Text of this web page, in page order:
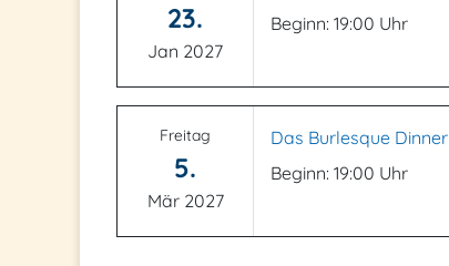
23.
Jan 2027
Beginn: 19:00 Uhr
Freitag
5.
Mär 2027
Das Burlesque Dinner
Beginn: 19:00 Uhr